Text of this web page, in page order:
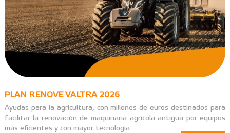
PLAN RENOVE VALTRA 2026
Ayudas para la agricultura, con millones de euros destinados para
facilitar la renovación de maquinaria agrícola antigua por equipos
más eficientes y con mayor tecnología.